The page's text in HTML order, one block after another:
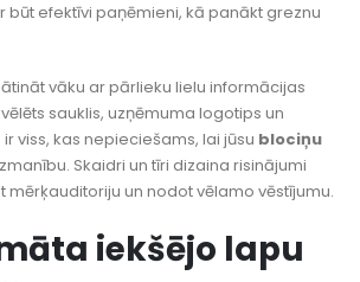
būt efektīvi paņēmieni, kā panākt greznu
vāku ar pārlieku lielu informācijas
sauklis, uzņēmuma logotips un
viss, kas nepieciešams, lai jūsu blociņu
Skaidri un tīri dizaina risinājumi
mērķauditoriju un nodot vēlamo vēstījumu.
iekšējo lapu